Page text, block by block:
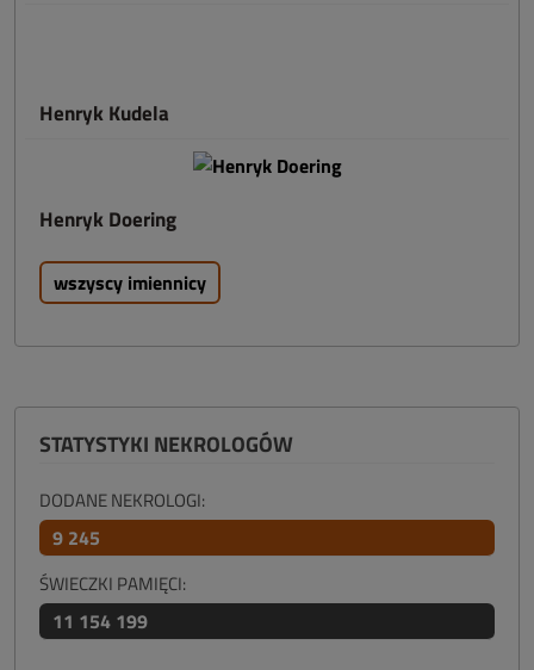
Henryk Kudela
Henryk Doering
wszyscy imiennicy
STATYSTYKI NEKROLOGÓW
DODANE NEKROLOGI:
9 245
ŚWIECZKI PAMIĘCI:
11 154 199